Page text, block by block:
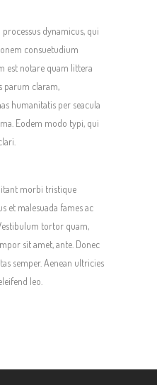
dynamicus, qui
consuetudium
est notare quam littera
parum claram,
humanitatis per seacula
Eodem modo typi, qui
morbi tristique
et malesuada fames ac
tortor quam,
sit amet, ante. Donec
semper. Aenean ultricies
leo.